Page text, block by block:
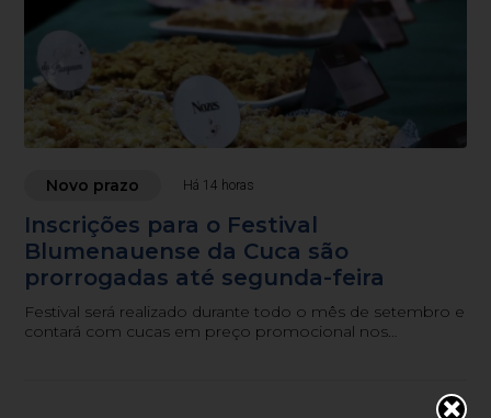
Novo prazo Há 14 horas
Inscrições para o Festival
Blumenauense da Cuca são
prorrogadas até segunda-feira
Festival será realizado durante todo o mês de setembro e
contará com cucas em preço promocional nos